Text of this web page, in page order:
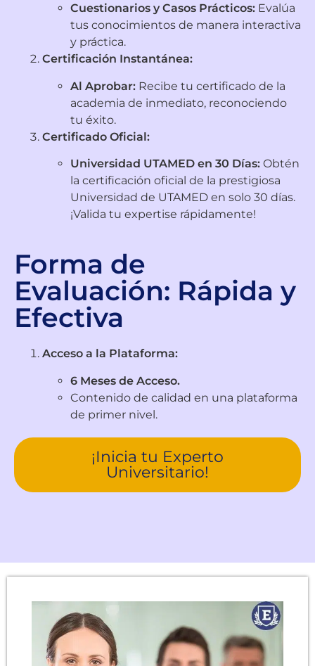
Cuestionarios y Casos Prácticos: Evalúa
tus conocimientos de manera interactiva
y práctica.
Certificación Instantánea:
Al Aprobar: Recibe tu certificado de la
academia de inmediato, reconociendo
tu éxito.
Certificado Oficial:
Universidad UTAMED en 30 Días: Obtén
la certificación oficial de la prestigiosa
Universidad de UTAMED en solo 30 días.
¡Valida tu expertise rápidamente!
Forma de
Evaluación: Rápida y
Efectiva
Acceso a la Plataforma:
6 Meses de Acceso.
Contenido de calidad en una plataforma
de primer nivel.
¡Inicia tu Experto
Universitario!